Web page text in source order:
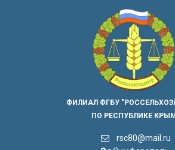
ФИЛИАЛ ФГБУ
ПО РЕСПУБЛИКЕ КРЫМ
rsc80@mail.ru